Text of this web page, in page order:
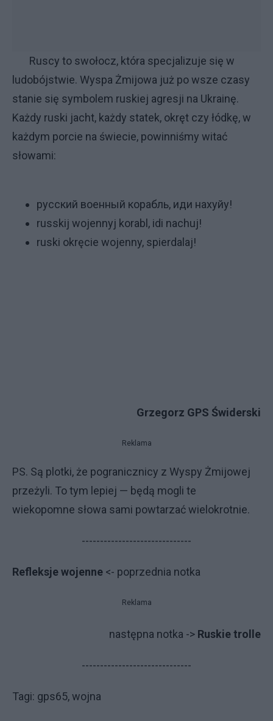
Ruscy to swołocz, która specjalizuje się w
ludobójstwie. Wyspa Żmijowa już po wsze czasy
stanie się symbolem ruskiej agresji na Ukrainę.
Każdy ruski jacht, każdy statek, okręt czy łódkę, w
każdym porcie na świecie, powinniśmy witać
słowami:
русский военный корабль, иди нахуйy!
russkij wojennyj korabl, idi nachuj!
ruski okręcie wojenny, spierdalaj!
Grzegorz GPS Świderski
Reklama
PS. Są plotki, że pogranicznicy z Wyspy Żmijowej
przeżyli. To tym lepiej — będą mogli te
wiekopomne słowa sami powtarzać wielokrotnie.
------------------------------
Refleksje wojenne <- poprzednia notka
Reklama
następna notka -> Ruskie trolle
------------------------------
Tagi: gps65, wojna